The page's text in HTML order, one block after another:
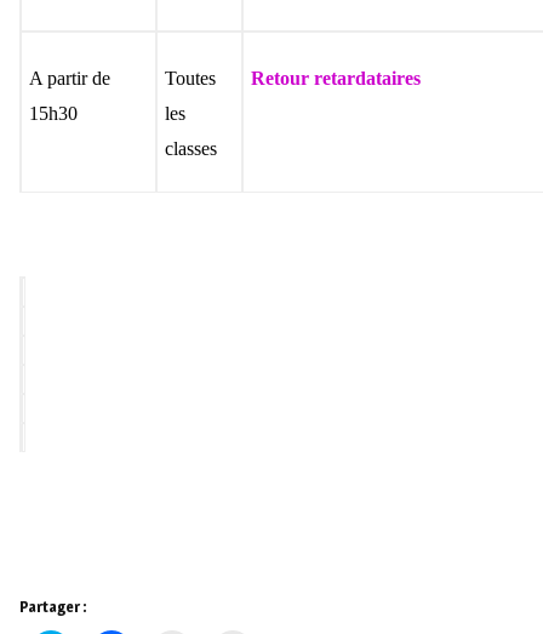
A partir de
15h30
Toutes
les
classes
Retour retardataires
Partager :